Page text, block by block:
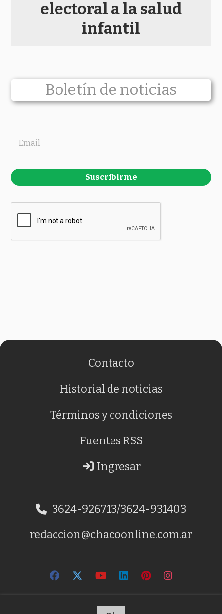
electoral a la salud
infantil
Boletín de noticias
Suscribirme
Contacto
Historial de noticias
Términos y condiciones
Fuentes RSS
Ingresar
3624-926713/3624-931403
redaccion@chacoonline.com.ar